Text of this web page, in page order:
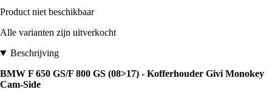
Product niet beschikbaar
Alle varianten zijn uitverkocht
Beschrijving
BMW F 650 GS/F 800 GS (08>17) - Kofferhouder Givi Monokey
Cam-Side